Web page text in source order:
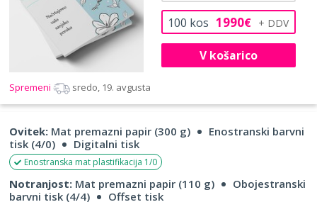
100 kos 1990€
V košarico
Spremeni sredo, 19. avgusta
Ovitek: Mat premazni papir (300 g)
Enostranski barvni
tisk (4/0)
Digitalni tisk
Enostranska mat plastifikacija 1/0
Notranjost: Mat premazni papir (110 g)
Obojestranski
barvni tisk (4/4)
Offset tisk